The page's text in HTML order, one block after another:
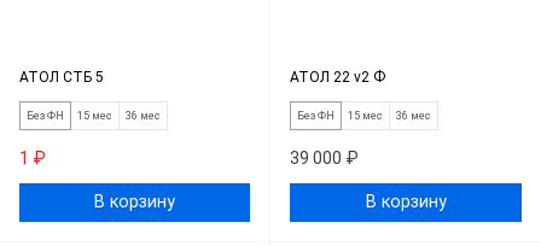
АТОЛ СТБ 5
Без ФН 15 мес 36 мес
1 ₽
В корзину
АТОЛ 22 v2 Ф
Без ФН 15 мес 36 мес
39 000 ₽
В корзину